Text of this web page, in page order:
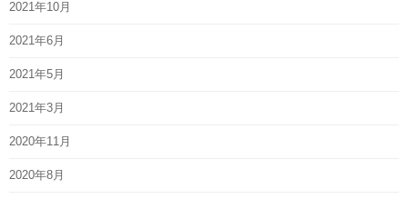
2021年10月
2021年6月
2021年5月
2021年3月
2020年11月
2020年8月